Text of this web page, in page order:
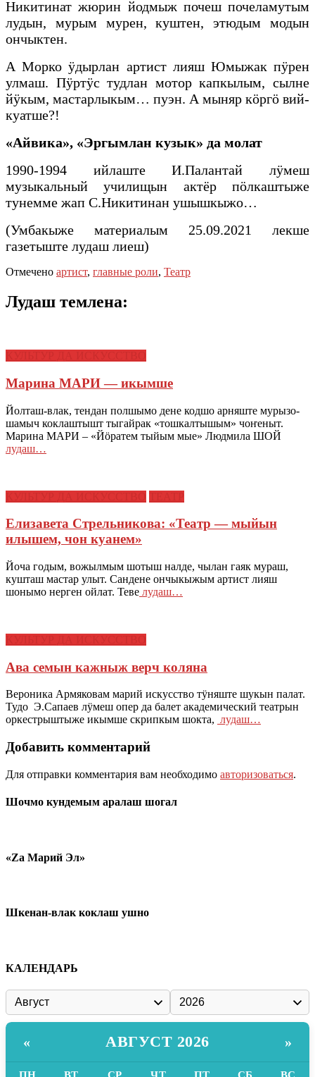
Никитинат жюрин йодмыж почеш почеламутым
лудын, мурым мурен, куштен, этюдым модын
ончыктен.
А Морко ӱдырлан артист лияш Юмыжак пӱрен
улмаш. Пӱртӱс тудлан мотор капкылым, сылне
йӱкым, мастарлыкым… пуэн. А мыняр кӧргӧ вий-
куатше?!
«Айвика», «Эргымлан кузык» да молат
1990-1994 ийлаште И.Палантай лӱмеш
музыкальный училищын актёр пӧлкаштыже
тунемме жап С.Никитинан ушышкыжо…
(Умбакыже материалым 25.09.2021 лекше
газетыште лудаш лиеш)
Отмечено артист, главные роли, Театр
Лудаш темлена:
Марина МАРИ — икымше
Йолташ-влак, тендан полшымо дене кодшо арняште мурызо-
шамыч коклаштышт тыгайрак «тошкалтышым» чоҥеныт.
Марина МАРИ – «Йӧратем тыйым мые» Людмила ШОЙ
лудаш…
Елизавета Стрельникова: «Театр — мыйын
илышем, чон куанем»
Йоча годым, вожылмым шотыш налде, чылан гаяк мураш,
кушташ мастар улыт. Сандене ончыкыжым артист лияш
шонымо нерген ойлат. Теве лудаш…
Ава семын кажныж верч коляна
Вероника Армяковам марий искусство тӱняште шукын палат.
Тудо Э.Сапаев лӱмеш опер да балет академический театрын
оркестрыштыже икымше скрипкым шокта, лудаш…
Добавить комментарий
Для отправки комментария вам необходимо авторизоваться.
Шочмо кундемым аралаш шогал
«Zа Марий Эл»
Шкенан-влак коклаш ушно
КАЛЕНДАРЬ
« АВГУСТ 2026 »